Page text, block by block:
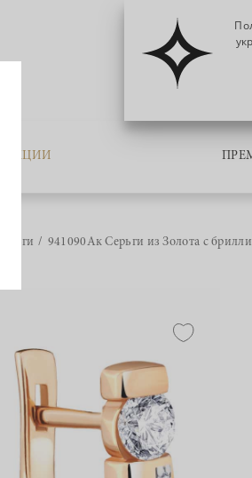
АКЦИИ
Серьги 941090Ак Серьги из Золота с